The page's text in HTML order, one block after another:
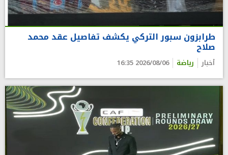
طرابزون سبور التركي يكشف تفاصيل عقد محمد
صلاح
أخبار رياضة 2026/08/06 16:35